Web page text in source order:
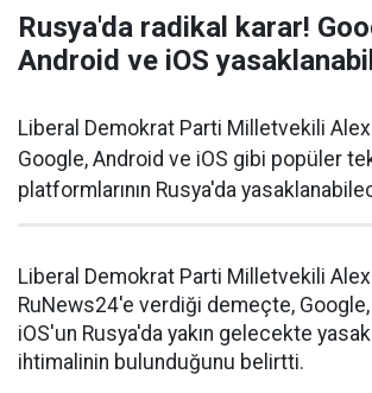
Rusya'da radikal karar!
Android ve iOS
Liberal Demokrat Parti Milletvekili
Google, Android ve iOS gibi popüler
platformlarının Rusya'da
Liberal Demokrat Parti Milletvekili
RuNews24'e verdiği demeçte,
iOS'un Rusya'da yakın gelecekte
ihtimalinin bulunduğunu belirtti.